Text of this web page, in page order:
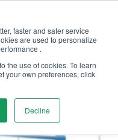
faster and safer service
are used to personalize
.
the use of cookies. To learn
your own preferences, click
Decline